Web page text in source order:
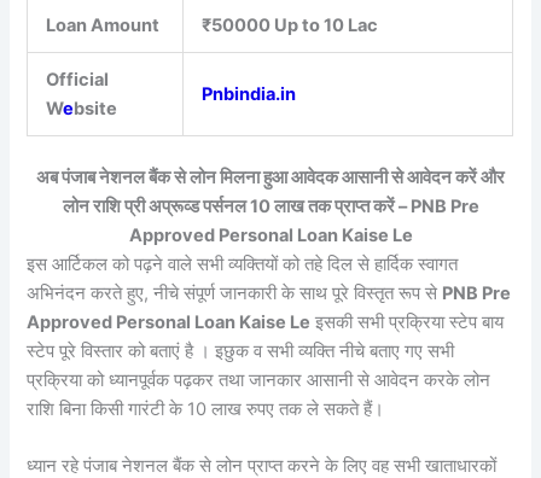
Loan Amount ₹50000 Up to 10 Lac
Official
Website
Pnbindia.in
अब पंजाब नेशनल बैंक से लोन मिलना हुआ आवेदक आसानी से आवेदन करें और
लोन राशि प्री अप्रूव्ड पर्सनल 10 लाख तक प्राप्त करें – PNB Pre
Approved Personal Loan Kaise Le
इस आर्टिकल को पढ़ने वाले सभी व्यक्तियों को तहे दिल से हार्दिक स्वागत
अभिनंदन करते हुए, नीचे संपूर्ण जानकारी के साथ पूरे विस्तृत रूप से PNB Pre
Approved Personal Loan Kaise Le इसकी सभी प्रक्रिया स्टेप बाय
स्टेप पूरे विस्तार को बताएं है । इछुक व सभी व्यक्ति नीचे बताए गए सभी
प्रक्रिया को ध्यानपूर्वक पढ़कर तथा जानकार आसानी से आवेदन करके लोन
राशि बिना किसी गारंटी के 10 लाख रुपए तक ले सकते हैं।
ध्यान रहे पंजाब नेशनल बैंक से लोन प्राप्त करने के लिए वह सभी खाताधारकों